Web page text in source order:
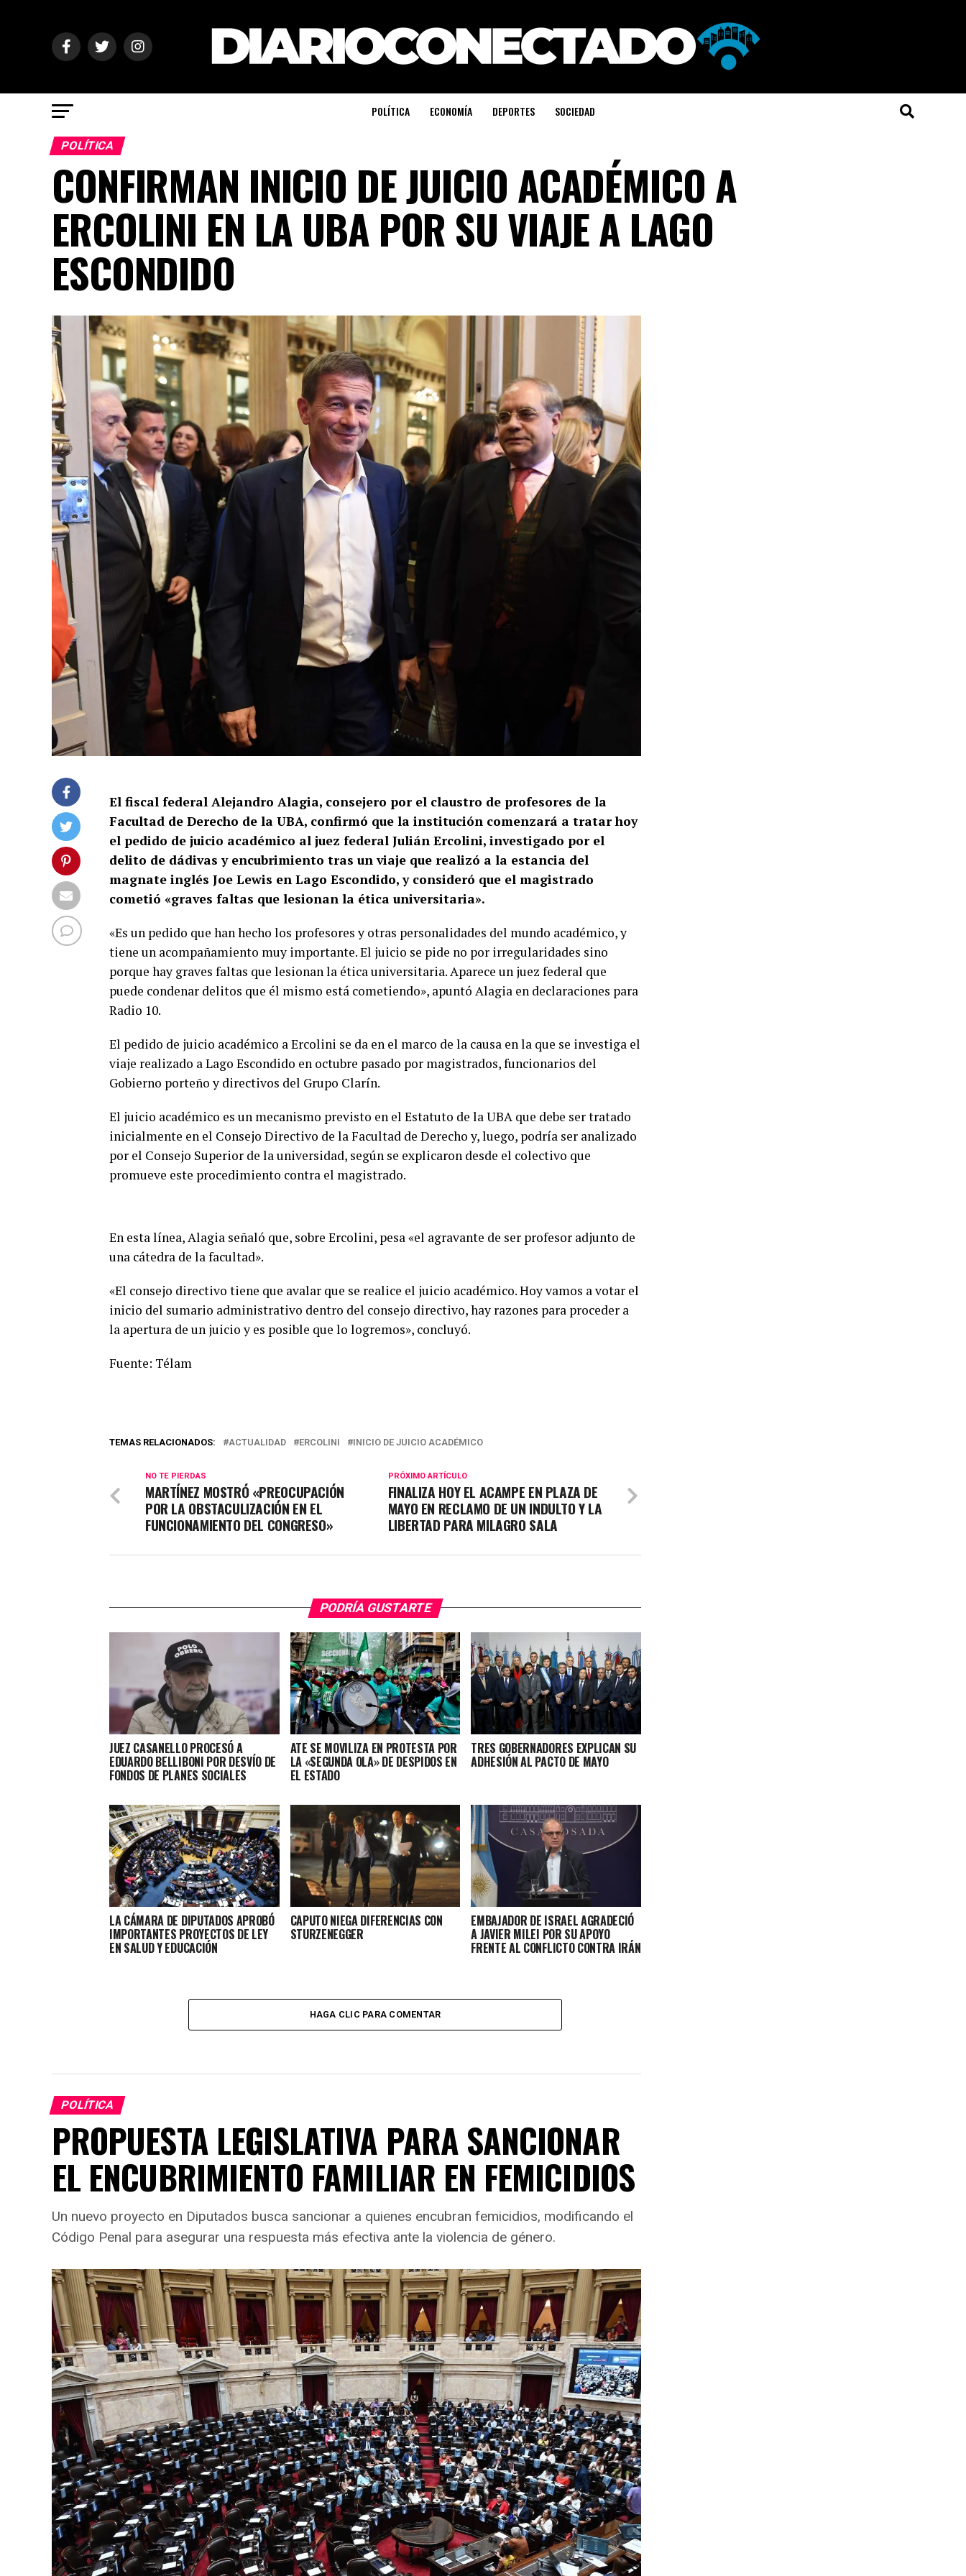
POLÍTICA ECONOMÍA DEPORTES SOCIEDAD
POLÍTICA
CONFIRMAN INICIO DE JUICIO ACADÉMICO A
ERCOLINI EN LA UBA POR SU VIAJE A LAGO
ESCONDIDO
El fiscal federal Alejandro Alagia, consejero por el claustro de profesores de la
Facultad de Derecho de la UBA, confirmó que la institución comenzará a tratar hoy
el pedido de juicio académico al juez federal Julián Ercolini, investigado por el
delito de dádivas y encubrimiento tras un viaje que realizó a la estancia del
magnate inglés Joe Lewis en Lago Escondido, y consideró que el magistrado
cometió «graves faltas que lesionan la ética universitaria».
«Es un pedido que han hecho los profesores y otras personalidades del mundo académico, y
tiene un acompañamiento muy importante. El juicio se pide no por irregularidades sino
porque hay graves faltas que lesionan la ética universitaria. Aparece un juez federal que
puede condenar delitos que él mismo está cometiendo», apuntó Alagia en declaraciones para
Radio 10.
El pedido de juicio académico a Ercolini se da en el marco de la causa en la que se investiga el
viaje realizado a Lago Escondido en octubre pasado por magistrados, funcionarios del
Gobierno porteño y directivos del Grupo Clarín.
El juicio académico es un mecanismo previsto en el Estatuto de la UBA que debe ser tratado
inicialmente en el Consejo Directivo de la Facultad de Derecho y, luego, podría ser analizado
por el Consejo Superior de la universidad, según se explicaron desde el colectivo que
promueve este procedimiento contra el magistrado.
En esta línea, Alagia señaló que, sobre Ercolini, pesa «el agravante de ser profesor adjunto de
una cátedra de la facultad».
«El consejo directivo tiene que avalar que se realice el juicio académico. Hoy vamos a votar el
inicio del sumario administrativo dentro del consejo directivo, hay razones para proceder a
la apertura de un juicio y es posible que lo logremos», concluyó.
Fuente: Télam
TEMAS RELACIONADOS: ACTUALIDAD ERCOLINI INICIO DE JUICIO ACADÉMICO
PRÓXIMO ARTÍCULO
FINALIZA HOY EL ACAMPE EN PLAZA DE
MAYO EN RECLAMO DE UN INDULTO Y LA
LIBERTAD PARA MILAGRO SALA
NO TE PIERDAS
MARTÍNEZ MOSTRÓ «PREOCUPACIÓN
POR LA OBSTACULIZACIÓN EN EL
FUNCIONAMIENTO DEL CONGRESO»
PODRÍA GUSTARTE
JUEZ CASANELLO PROCESÓ A
EDUARDO BELLIBONI POR DESVÍO DE
FONDOS DE PLANES SOCIALES
ATE SE MOVILIZA EN PROTESTA POR
LA «SEGUNDA OLA» DE DESPIDOS EN
EL ESTADO
TRES GOBERNADORES EXPLICAN SU
ADHESIÓN AL PACTO DE MAYO
LA CÁMARA DE DIPUTADOS APROBÓ
IMPORTANTES PROYECTOS DE LEY
EN SALUD Y EDUCACIÓN
CAPUTO NIEGA DIFERENCIAS CON
STURZENEGGER
EMBAJADOR DE ISRAEL AGRADECIÓ
A JAVIER MILEI POR SU APOYO
FRENTE AL CONFLICTO CONTRA IRÁN
HAGA CLIC PARA COMENTAR
POLÍTICA
PROPUESTA LEGISLATIVA PARA SANCIONAR
EL ENCUBRIMIENTO FAMILIAR EN FEMICIDIOS
Un nuevo proyecto en Diputados busca sancionar a quienes encubran femicidios, modificando el
Código Penal para asegurar una respuesta más efectiva ante la violencia de género.